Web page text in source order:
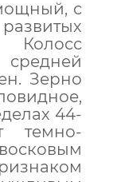
с
Колосс
Зерно
44-
темно-